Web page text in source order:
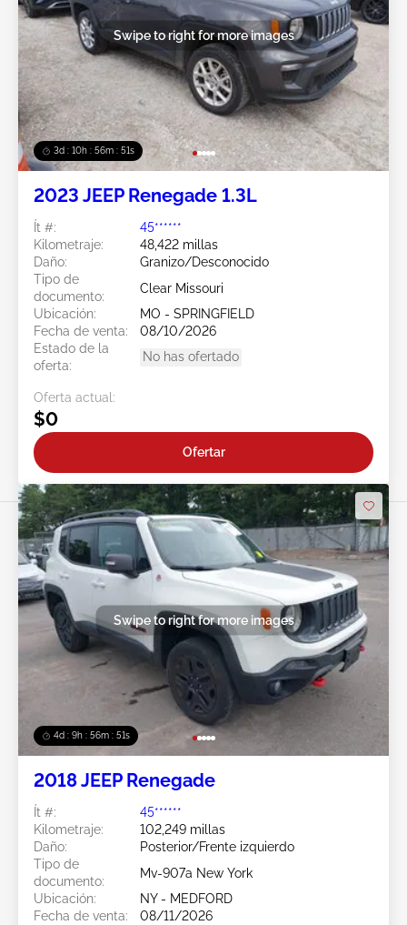
3d : 10h : 56m : 49s
Swipe to right for more images
2023 JEEP Renegade 1.3L
Ít #:
45******
Kilometraje:
48,422 millas
Daño:
Granizo/Desconocido
Tipo de
documento:
Clear Missouri
Ubicación:
MO - SPRINGFIELD
Fecha de venta:
08/10/2026
Estado de la
oferta:
No has ofertado
Oferta actual:
$0
Ofertar
4d : 9h : 56m : 49s
Swipe to right for more images
2018 JEEP Renegade
Ít #:
45******
Kilometraje:
102,249 millas
Daño:
Posterior/Frente izquierdo
Tipo de
documento:
Mv-907a New York
Ubicación:
NY - MEDFORD
Fecha de venta:
08/11/2026